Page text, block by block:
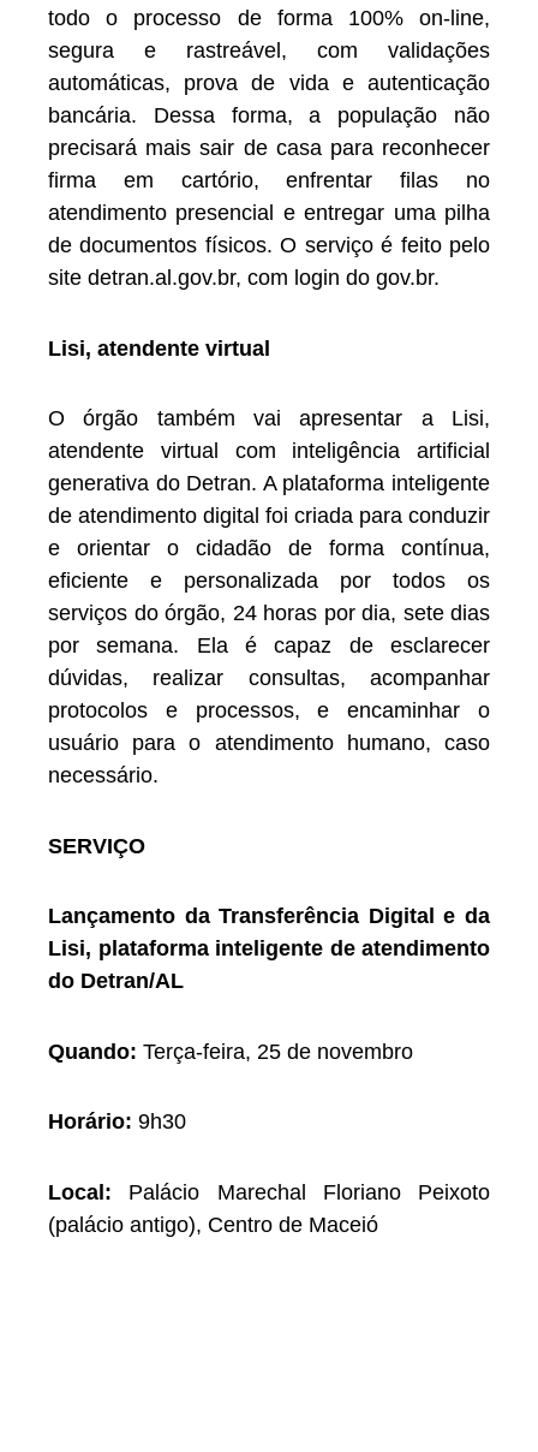
todo o processo de forma 100% on-line,
segura e rastreável, com validações
automáticas, prova de vida e autenticação
bancária. Dessa forma, a população não
precisará mais sair de casa para reconhecer
firma em cartório, enfrentar filas no
atendimento presencial e entregar uma pilha
de documentos físicos. O serviço é feito pelo
site detran.al.gov.br, com login do gov.br.
Lisi, atendente virtual
O órgão também vai apresentar a Lisi,
atendente virtual com inteligência artificial
generativa do Detran. A plataforma inteligente
de atendimento digital foi criada para conduzir
e orientar o cidadão de forma contínua,
eficiente e personalizada por todos os
serviços do órgão, 24 horas por dia, sete dias
por semana. Ela é capaz de esclarecer
dúvidas, realizar consultas, acompanhar
protocolos e processos, e encaminhar o
usuário para o atendimento humano, caso
necessário.
SERVIÇO
Lançamento da Transferência Digital e da
Lisi, plataforma inteligente de atendimento
do Detran/AL
Quando: Terça-feira, 25 de novembro
Horário: 9h30
Local: Palácio Marechal Floriano Peixoto
(palácio antigo), Centro de Maceió